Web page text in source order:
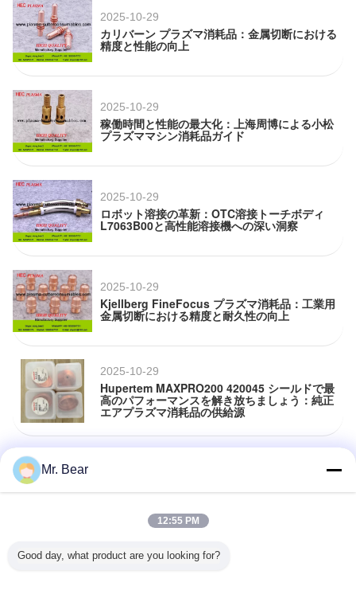
2025-10-29
カリバーン プラズマ消耗品：金属切断における
精度と性能の向上
2025-10-29
稼働時間と性能の最大化：上海周博による小松
プラズママシン消耗品ガイド
2025-10-29
ロボット溶接の革新：OTC溶接トーチボディ
L7063B00と高性能溶接機への深い洞察
2025-10-29
Kjellberg FineFocus プラズマ消耗品：工業用
金属切断における精度と耐久性の向上
2025-10-29
Hupertem MAXPRO200 420045 シールドで最
高のパフォーマンスを解き放ちましょう：純正
エアプラズマ消耗品の供給源
削 の 重要な 役割
2025-07-25
Mr. Bear
12:55 PM
Good day, what product are you looking for?